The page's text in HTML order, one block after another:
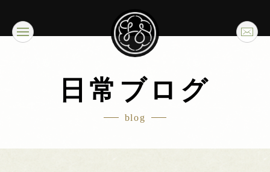
日常ブログ
blog